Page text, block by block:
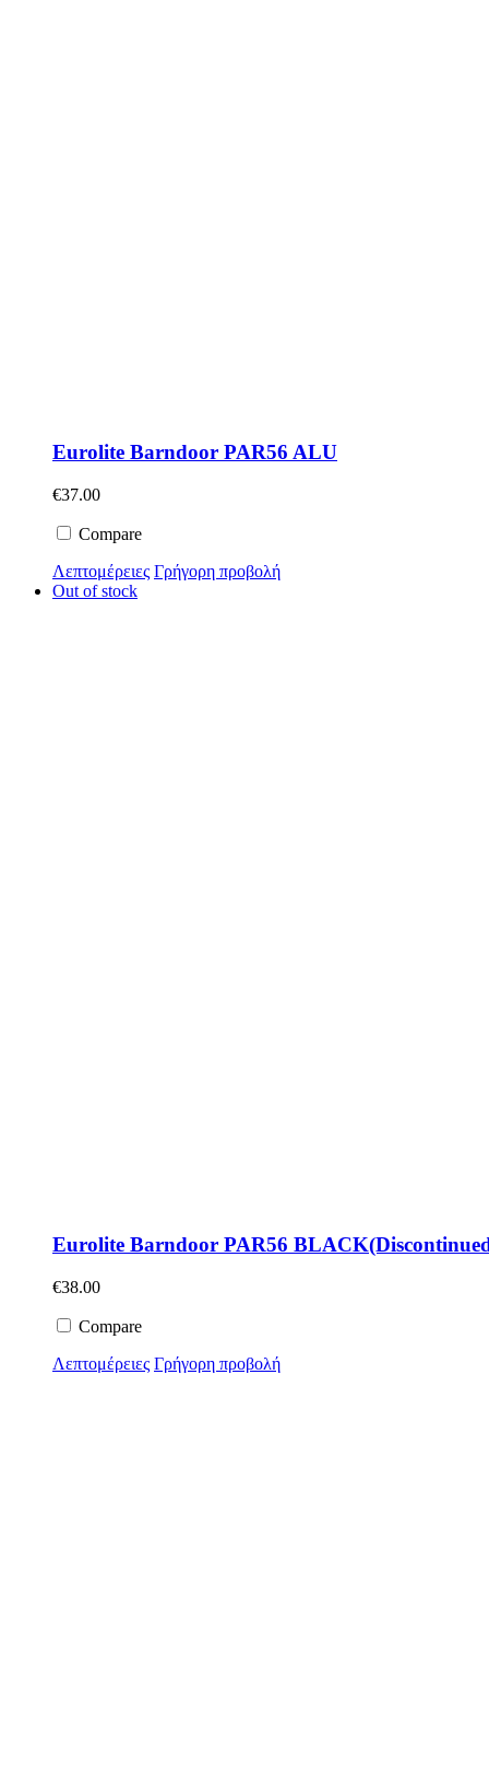
Eurolite Barndoor PAR56 ALU
€37.00
Compare
Λεπτομέρειες Γρήγορη προβολή
Out of stock
Eurolite Barndoor PAR56
€38.00
Compare
Λεπτομέρειες Γρήγορη προβολή